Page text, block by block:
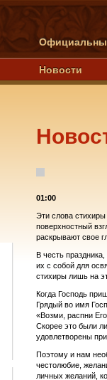
Новости
01:00
Эти слова
поверхностный
раскрывают свое
В честь
их с собой для
стихиры лишь на
Когда Господь
Грядый во имя
«Возми, распни
Скорее это были
удовлетворены
Поэтому и нам
честолюбие,
личных желаний,